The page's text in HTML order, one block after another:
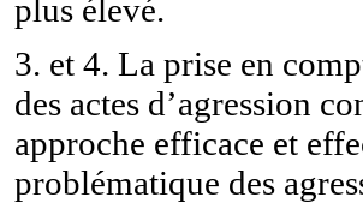
plus élevé.
3. et 4. La prise en
des actes d’agression
approche efficace et
problématique des